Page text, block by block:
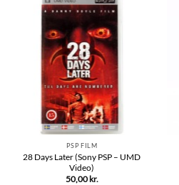
PSP FILM
28 Days Later (Sony PSP – UMD
Video)
50,00 kr.